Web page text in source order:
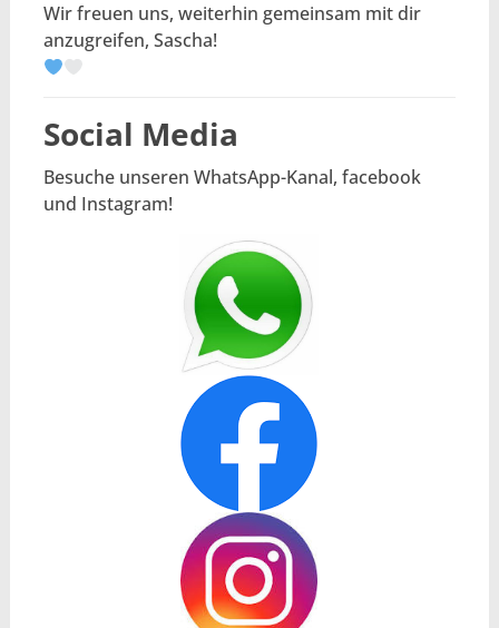
Wir freuen uns, weiterhin gemeinsam mit dir
anzugreifen, Sascha!
Social Media
Besuche unseren WhatsApp-Kanal, facebook
und Instagram!